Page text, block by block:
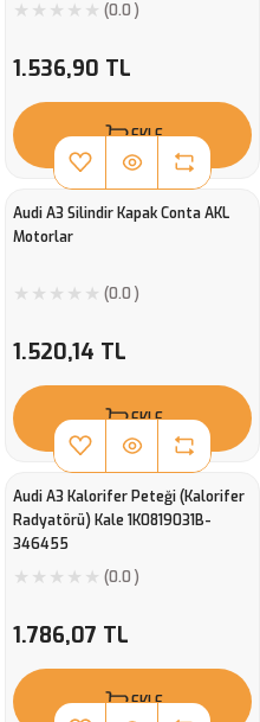
(0.0 )
1.536,90 TL
EKLE
Audi A3 Silindir Kapak Conta AKL
Motorlar
(0.0 )
1.520,14 TL
EKLE
Audi A3 Kalorifer Peteği (Kalorifer
Radyatörü) Kale 1K0819031B-
346455
(0.0 )
1.786,07 TL
EKLE